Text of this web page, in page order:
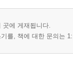
로
곳에 게재됩니다.
를, 책에 대한 문의는